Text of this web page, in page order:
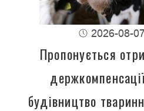
2026-08-
Пропонується
будівництво